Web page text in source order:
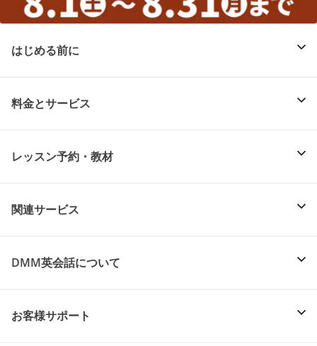
はじめる前に
料金とサービス
レッスン予約・教材
関連サービス
DMM英会話について
お客様サポート